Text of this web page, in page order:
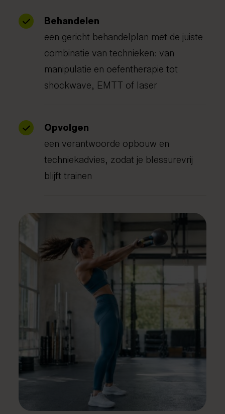
Behandelen
een gericht behandelplan met de juiste
combinatie van technieken: van
manipulatie en oefentherapie tot
shockwave, EMTT of laser
Opvolgen
een verantwoorde opbouw en
techniekadvies, zodat je blessurevrij
blijft trainen